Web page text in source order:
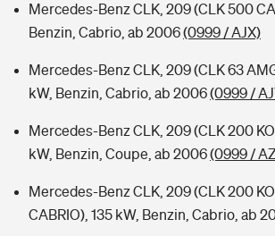
Mercedes-Benz CLK, 209 (CLK 500
Benzin, Cabrio, ab 2006(0999 / AJX)
Mercedes-Benz CLK, 209 (CLK 63
kW, Benzin, Cabrio, ab 2006(0999 /
Mercedes-Benz CLK, 209 (CLK 200
kW, Benzin, Coupe, ab 2006(0999 /
Mercedes-Benz CLK, 209 (CLK 200
CABRIO), 135 kW, Benzin, Cabrio, ab